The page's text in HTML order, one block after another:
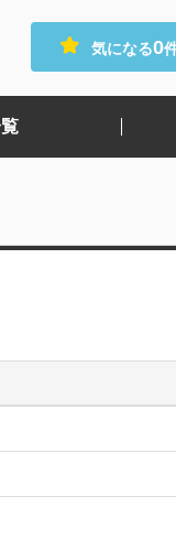
気になる0